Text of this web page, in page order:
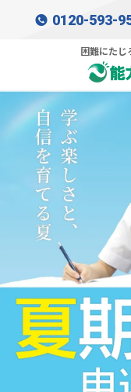
困難にたじ
0120-593-